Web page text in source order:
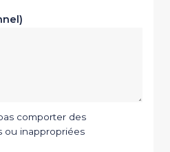
comporter des
ou inappropriées